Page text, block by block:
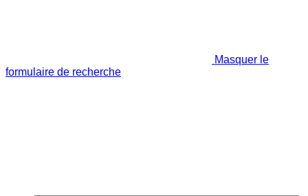
Masquer le
formulaire de recherche